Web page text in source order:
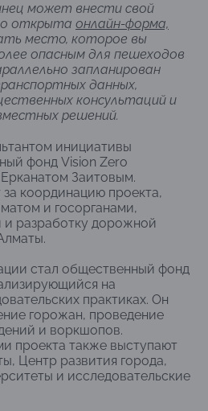
может внести свой
открыта онлайн-форма,
место, которое вы
опасным для пешеходов
запланирован
данных,
консультаций и
решений.
инициативы
фонд Vision Zero
Заитовым.
за координацию проекта,
и госорганами,
и разработку дорожной
стал общественный фонд
на
практиках. Он
горожан, проведение
и воркшопов.
проекта также выступают
Центр развития города,
и исследовательские